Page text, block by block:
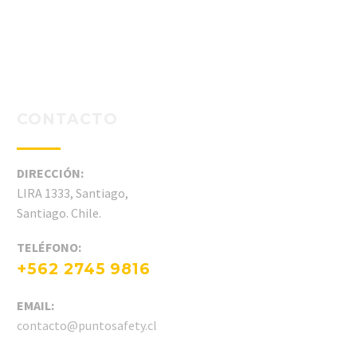
DIRECCIÓN:
LIRA 1333, Santiago,
Santiago. Chile.
TELÉFONO:
+562 2745 9816
EMAIL:
contacto@puntosafety.cl